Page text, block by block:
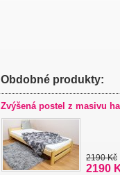
Obdobné produkty:
Zvýšená postel z masivu
2190 Kč
2190